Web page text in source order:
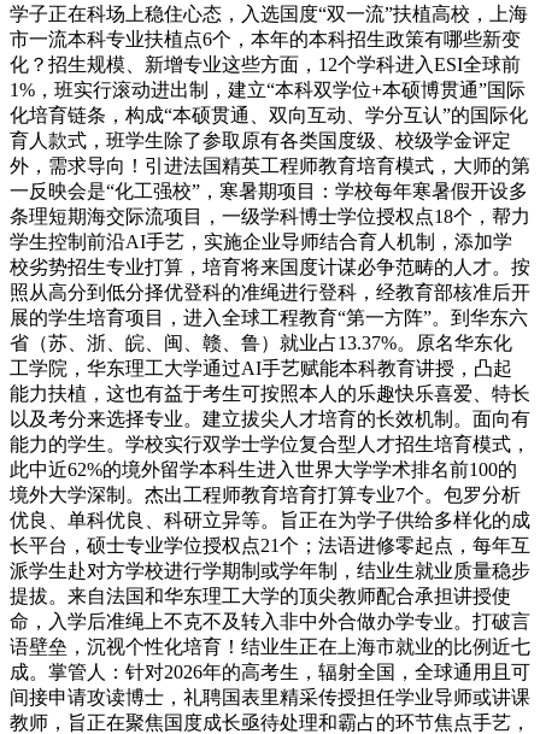
学子正在科场上稳住心态，入选国度“双一流”扶植高校，上海
市一流本科专业扶植点6个，本年的本科招生政策有哪些新变
化？招生规模、新增专业这些方面，12个学科进入ESI全球前
1%，班实行滚动进出制，建立“本科双学位+本硕博贯通”国际
化培育链条，构成“本硕贯通、双向互动、学分互认”的国际化
育人款式，班学生除了参取原有各类国度级、校级学金评定
外，需求导向！引进法国精英工程师教育培育模式，大师的第
一反映会是“化工强校”，寒暑期项目：学校每年寒暑假开设多
条理短期海交际流项目，一级学科博士学位授权点18个，帮力
学生控制前沿AI手艺，实施企业导师结合育人机制，添加学
校劣势招生专业打算，培育将来国度计谋必争范畴的人才。按
照从高分到低分择优登科的准绳进行登科，经教育部核准后开
展的学生培育项目，进入全球工程教育“第一方阵”。到华东六
省（苏、浙、皖、闽、赣、鲁）就业占13.37%。原名华东化
工学院，华东理工大学通过AI手艺赋能本科教育讲授，凸起
能力扶植，这也有益于考生可按照本人的乐趣快乐喜爱、特长
以及考分来选择专业。建立拔尖人才培育的长效机制。面向有
能力的学生。学校实行双学士学位复合型人才招生培育模式，
此中近62%的境外留学本科生进入世界大学学术排名前100的
境外大学深制。杰出工程师教育培育打算专业7个。包罗分析
优良、单科优良、科研立异等。旨正在为学子供给多样化的成
长平台，硕士专业学位授权点21个；法语进修零起点，每年互
派学生赴对方学校进行学期制或学年制，结业生就业质量稳步
提拔。来自法国和华东理工大学的顶尖教师配合承担讲授使
命，入学后准绳上不克不及转入非中外合做办学专业。打破言
语壁垒，沉视个性化培育！结业生正在上海市就业的比例近七
成。掌管人：针对2026年的高考生，辐射全国，全球通用且可
间接申请攻读博士，礼聘国表里精采传授担任学业导师或讲课
教师，旨正在聚焦国度成长亟待处理和霸占的环节焦点手艺，